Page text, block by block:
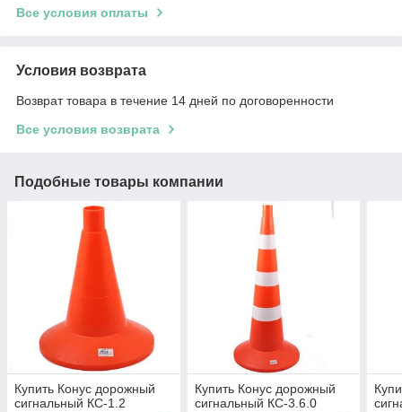
Все условия оплаты
Условия возврата
Возврат товара в течение 14 дней по договоренности
Все условия возврата
Подобные товары компании
Купить Конус дорожный
сигнальный КС-1.2
Купить Конус дорожный
сигнальный КС-3.6.0